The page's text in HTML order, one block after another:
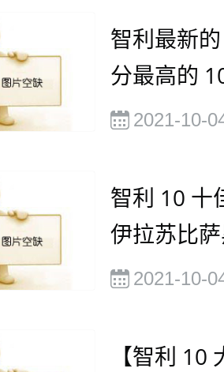
智利最新
分最高的
年桑雅干红
2021-10-
智利 10 十
伊拉苏比
2021-10-
【智利